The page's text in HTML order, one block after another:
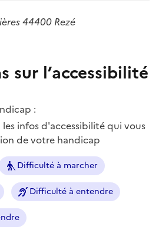
44400 Rezé
sur l’accessibilité
:
infos d'accessibilité qui vous
de votre handicap
Difficulté à marcher
Difficulté à entendre